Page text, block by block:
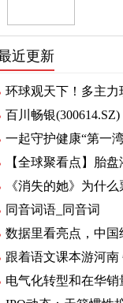
近更新
环球观天下！多主力
百川畅银
一起守护健康“第一
【全球聚看点】胎
《消失的她》为什
同音词语_同音词
数据里看亮点，中
跟着语文课本游河
电气化转型和在华销